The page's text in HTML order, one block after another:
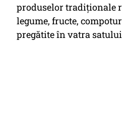
produselor tradiționale
legume, fructe,
pregătite în vatra satului